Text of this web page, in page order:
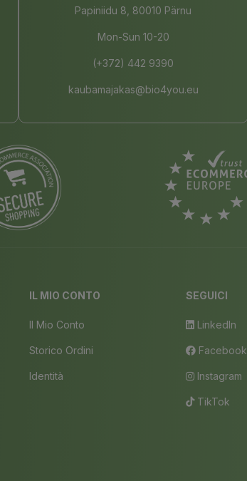
Papiniidu 8, 80010 Pärnu
Mon-Sun 10-20
(+372) 442 9390
kaubamajakas@bio4you.eu
IL MIO CONTO
Il Mio Conto
Storico Ordini
Identità
SEGUICI
LinkedIn
Facebook
Instagram
TikTok